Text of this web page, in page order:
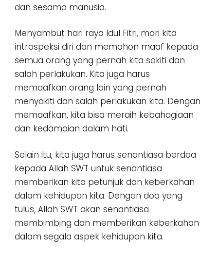
dan sesama manusia.
Menyambut hari raya Idul Fitri, mari kita
introspeksi diri dan memohon maaf kepada
semua orang yang pernah kita sakiti dan
salah perlakukan. Kita juga harus
memaafkan orang lain yang pernah
menyakiti dan salah perlakukan kita. Dengan
memaafkan, kita bisa meraih kebahagiaan
dan kedamaian dalam hati.
Selain itu, kita juga harus senantiasa berdoa
kepada Allah SWT untuk senantiasa
memberikan kita petunjuk dan keberkahan
dalam kehidupan kita. Dengan doa yang
tulus, Allah SWT akan senantiasa
membimbing dan memberikan keberkahan
dalam segala aspek kehidupan kita.